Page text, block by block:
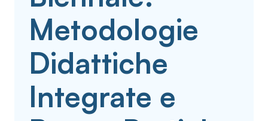
Metodologie
Didattiche
Integrate e